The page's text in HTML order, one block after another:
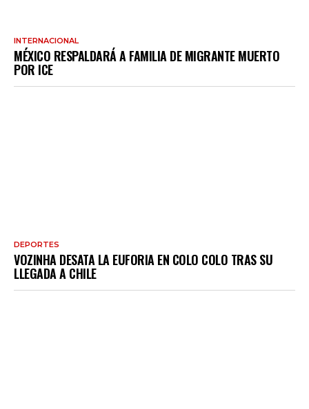
INTERNACIONAL
MÉXICO RESPALDARÁ A FAMILIA DE MIGRANTE MUERTO
POR ICE
DEPORTES
VOZINHA DESATA LA EUFORIA EN COLO COLO TRAS SU
LLEGADA A CHILE